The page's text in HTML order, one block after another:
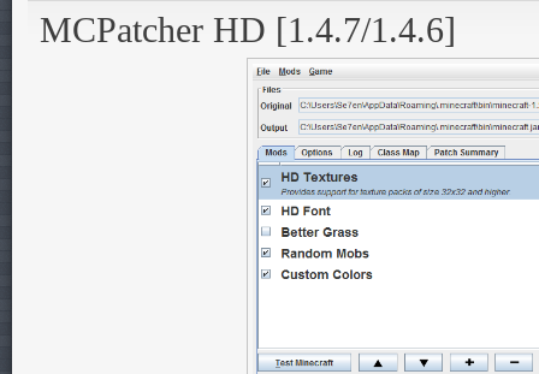
MCPatcher HD [1.4.7/1.4.6]